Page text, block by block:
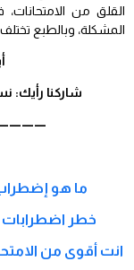
المشكلة، وبالطبع
شاركنا رأيك:
ما هو إضطراب القلق ؟ – 5
خطر اضطرابات
انت أقوى من الامتحانات – 8 أمور لا تفعلها